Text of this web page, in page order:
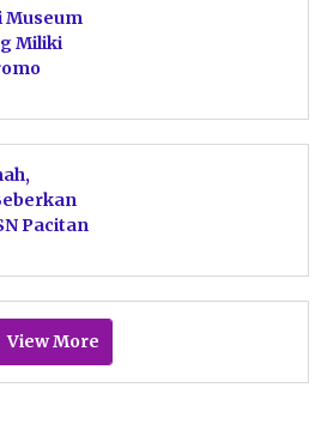
Museum
Miliki
Pacitan
View More